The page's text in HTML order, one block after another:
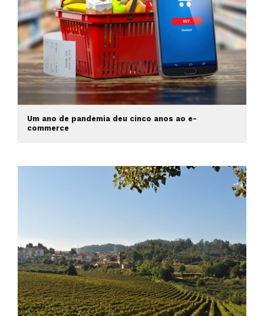
Um ano de pandemia deu cinco anos ao e-
commerce